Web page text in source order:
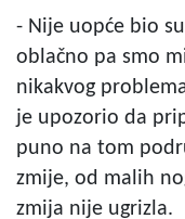
- Nije uopće bio
oblačno pa smo
nikakvog
je upozorio da
puno na tom
zmije, od malih
zmija nije ugrizla.